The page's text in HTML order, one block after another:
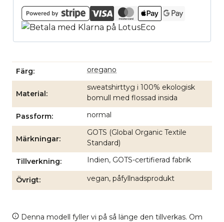
Färg oregano
Material
sweatshirttyg i 100% ekologisk
bomull med flossad insida
Passform normal
Märkningar
GOTS (Global Organic Textile
Standard)
Tillverkning Indien, GOTS-certifierad fabrik
Övrigt vegan, påfyllnadsprodukt
Denna modell fyller vi på så länge den tillverkas. Om